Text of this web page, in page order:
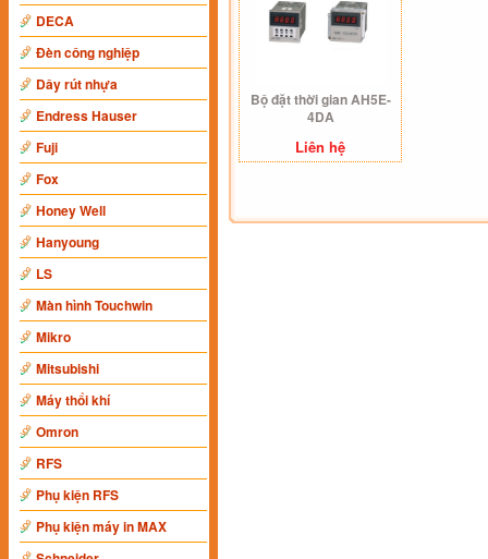
DECA
Đèn công nghiệp
Dây rút nhựa
Endress Hauser
Fuji
Fox
Honey Well
Hanyoung
LS
Màn hình Touchwin
Mikro
Mitsubishi
Máy thổi khí
Omron
RFS
Phụ kiện RFS
Phụ kiện máy in MAX
Bộ đặt thời gian AH5E-
4DA
Liên hệ